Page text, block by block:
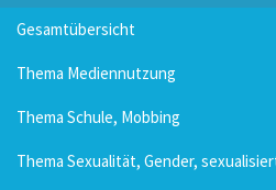
Gesamtübersicht
Thema Mediennutzung
Thema Schule, Mobbing
Thema Sexualität, Gender,